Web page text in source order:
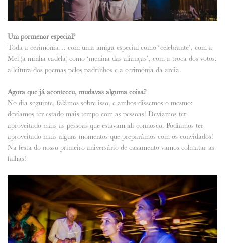
Um pormenor especial?
Toda a cerimónia… com uma amiga especial como ‘celebrante’, com a
Mel (a minha cadela) como ‘menina das alianças’, com a troca dos votos,
a leitura dos poemas pelos padrinhos e a cerimónia da areia.
Agora que já aconteceu, mudavas alguma coisa?
No dia seguinte, falámos sobre isso, e ambos dissemos o mesmo:
devíamos ter estado mais tempo com as pessoas! Devíamos ter
aproveitado mais as pessoas que estavam ali connosco. Podíamos ter
aproveitado mais alguns momentos que preparámos com os convidados!
Na festa do nosso primeiro aniversário de casamento vamos colmatar as
falhas!